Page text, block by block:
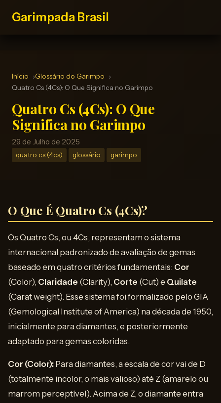
Garimpada Brasil
Início
Glossário do Garimpo
Quatro Cs (4Cs): O Que Significa no Garimpo
Quatro Cs (4Cs): O Que
Significa no Garimpo
29 de Julho de 2025
quatro cs (4cs) glossário garimpo
O Que É Quatro Cs (4Cs)?
Os Quatro Cs, ou 4Cs, representam o sistema
internacional padronizado de avaliação de gemas
baseado em quatro critérios fundamentais: Cor
(Color), Claridade (Clarity), Corte (Cut) e Quilate
(Carat weight). Esse sistema foi formalizado pelo GIA
(Gemological Institute of America) na década de 1950,
inicialmente para diamantes, e posteriormente
adaptado para gemas coloridas.
Cor (Color): Para diamantes, a escala de cor vai de D
(totalmente incolor, o mais valioso) até Z (amarelo ou
marrom perceptível). Acima de Z, o diamante entra